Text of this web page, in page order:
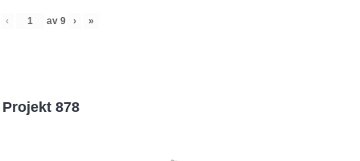
‹ av 9 › »
Projekt 878